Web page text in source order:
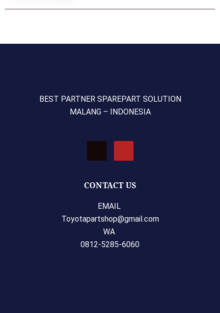
BEST PARTNER SPAREPART SOLUTION
MALANG – INDONESIA
o
u
CONTACT US
EMAIL
Toyotapartshop@gmail.com
WA
0812-5285-6060